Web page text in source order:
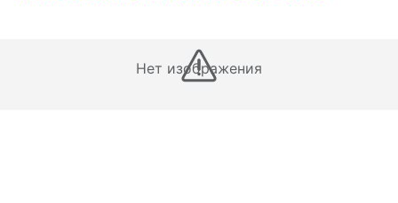
Нет изображения